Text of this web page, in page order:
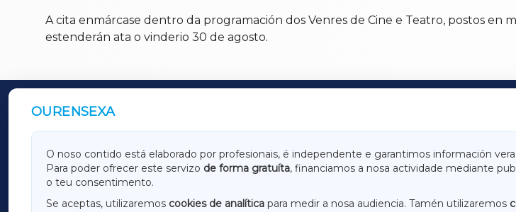
A cita enmárcase dentro da programación dos Venres de Cine e Teatro, postos en
estenderán ata o vinderio 30 de agosto.
OURENSEXA
O noso contido está elaborado por profesionais, é independente e garantimos información
Para poder ofrecer este servizo de forma gratuíta, financiamos a nosa actividade mediante
o teu consentimento.
Se aceptas, utilizaremos cookies de analítica para medir a nosa audiencia. Tamén utilizaremos
OUTROS PERIÓDICOS
GALICIAXA LUGOXA
AMARIÑAXA
RIBEIRASACRAXA
OURENSEXA